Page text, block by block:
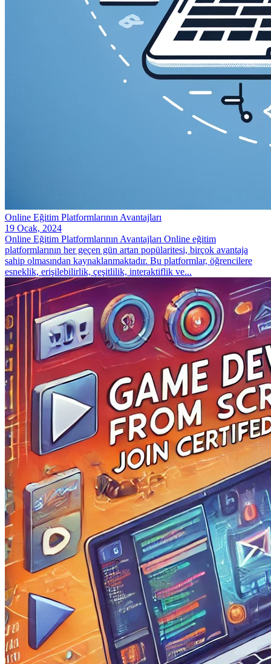
Online Eğitim Platformlarının Avantajları
19 Ocak, 2024
Online Eğitim Platformlarının Avantajları Online eğitim
platformlarının her geçen gün artan popülaritesi, birçok avantaja
sahip olmasından kaynaklanmaktadır. Bu platformlar, öğrencilere
esneklik, erişilebilirlik, çeşitlilik, interaktiflik ve...